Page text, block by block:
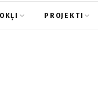
PROJEKTI